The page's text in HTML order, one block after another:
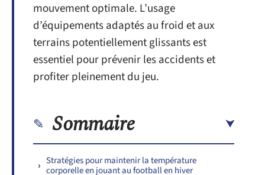
mouvement optimale. L’usage
d’équipements adaptés au froid et aux
terrains potentiellement glissants est
essentiel pour prévenir les accidents et
profiter pleinement du jeu.
Sommaire
Stratégies pour maintenir la température
corporelle en jouant au football en hiver